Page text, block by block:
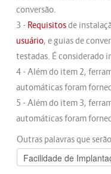
conversão.
3 - Requisitosde
usuário, e guias de
testadas. É considerado
4 - Além do item 2,
automáticas foram
5 - Além do item 3,
automáticas foram
Outras palavras que